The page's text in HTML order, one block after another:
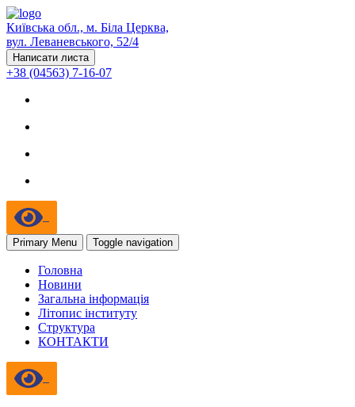
Київська обл., м. Біла Церква,
вул. Леваневського, 52/4
Написати листа
+38 (04563) 7-16-07
Primary Menu Toggle navigation
Головна
Новини
Загальна інформація
Літопис інституту
Структура
КОНТАКТИ